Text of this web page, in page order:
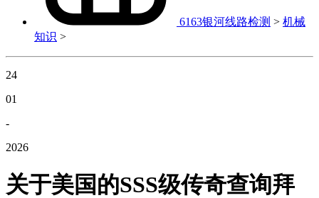
6163银河线路检测 > 机械
知识 >
24
01
-
2026
关于美国的SSS级传奇查询拜